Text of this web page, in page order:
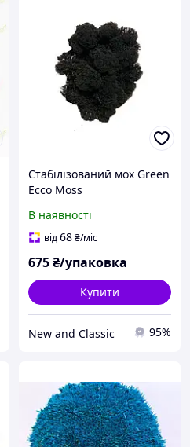
Стабілізований мох Green
Ecco Moss
Black 0,5 кг
В наявності
від68₴/міс
675₴/упаковка
Купити
New and Classic 95%